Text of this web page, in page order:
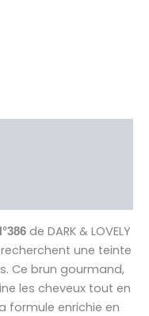
de DARK & LOVELY
une teinte
Ce brun gourmand,
les cheveux tout en
formule enrichie en